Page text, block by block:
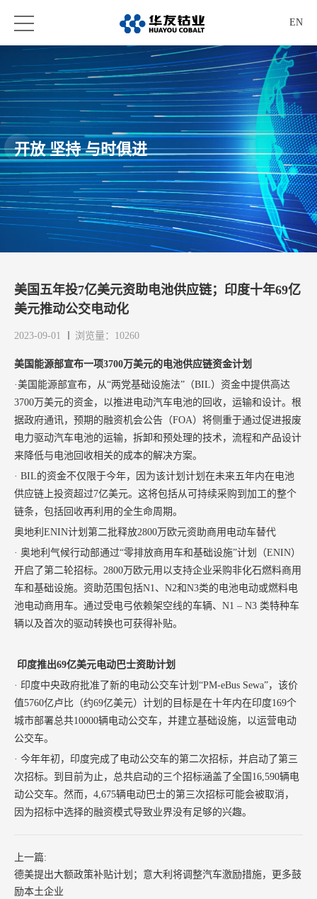
EN
开放 坚持 与时俱进
美国五年投7亿美元资助电池供应链；印度十年69亿
美元推动公交电动化
2023-09-01 浏览量：10260
美国能源部宣布一项3700万美元的电池供应链资金计划
·美国能源部宣布，从“两党基础设施法”（BIL）资金中提供高达
3700万美元的资金，以推进电动汽车电池的回收，运输和设计。根
据政府通讯，预期的融资机会公告（FOA）将侧重于通过促进报废
电力驱动汽车电池的运输，拆卸和预处理的技术，流程和产品设计
来降低与电池回收相关的成本的解决方案。
· BIL的资金不仅限于今年，因为该计划计划在未来五年内在电池
供应链上投资超过7亿美元。这将包括从可持续采购到加工的整个
链条，包括回收再利用的全生命周期。
奥地利ENIN计划第二批释放2800万欧元资助商用电动车替代
· 奥地利气候行动部通过“零排放商用车和基础设施”计划（ENIN）
开启了第二轮招标。2800万欧元用以支持企业采购非化石燃料商用
车和基础设施。资助范围包括N1、N2和N3类的电池电动或燃料电
池电动商用车。通过受电弓依赖架空线的车辆、N1 – N3 类特种车
辆以及首次的驱动转换也可获得补贴。
印度推出69亿美元电动巴士资助计划
· 印度中央政府批准了新的电动公交车计划“PM-eBus Sewa”，该价
值5760亿卢比（约69亿美元）计划的目标是在十年内在印度169个
城市部署总共10000辆电动公交车，并建立基础设施，以运营电动
公交车。
· 今年年初，印度完成了电动公交车的第二次招标，并启动了第三
次招标。到目前为止，总共启动的三个招标涵盖了全国16,590辆电
动公交车。然而，4,675辆电动巴士的第三次招标可能会被取消，
因为招标中选择的融资模式导致业界没有足够的兴趣。
上一篇:
德美提出大额政策补贴计划；意大利将调整汽车激励措施，更多鼓
励本土企业